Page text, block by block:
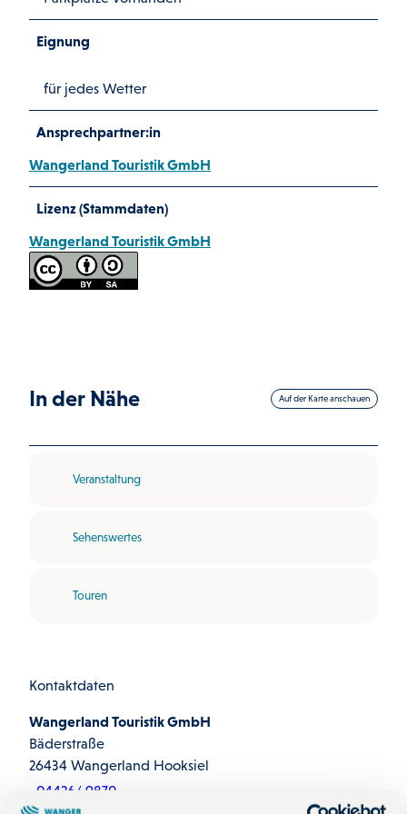
Eignung
für jedes Wetter
Ansprechpartner:in
Wangerland Touristik GmbH
Lizenz (Stammdaten)
Wangerland Touristik GmbH
In der Nähe Auf der Karte anschauen
Veranstaltung
Sehenswertes
Touren
Kontaktdaten
Wangerland Touristik GmbH
Bäderstraße
26434 Wangerland Hooksiel
04426/ 9870